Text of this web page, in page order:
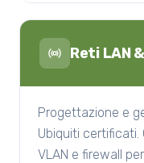
Reti LAN
Progettazione e
Ubiquiti
VLAN e firewall